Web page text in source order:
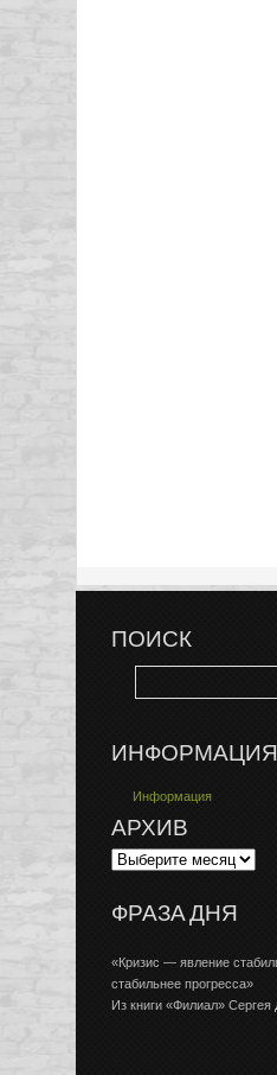
ПОИСК
ИНФОРМАЦИЯ
Информация
АРХИВ
ФРАЗА ДНЯ
«Кризис — явление
стабильнее прогресса»
Из книги «Филиал» Сергея